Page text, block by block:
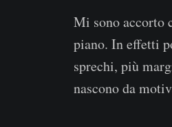
Mi sono accorto
piano. In effetti
sprechi, più
nascono da